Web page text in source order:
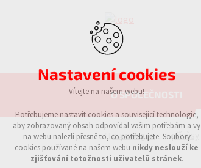
O SPOLEČNOSTI
eurowagon přívěsy
Nastavení cookies
Vítejte na našem webu!
Potřebujeme nastavit cookies a související technologie,
aby zobrazovaný obsah odpovídal vašim potřebám a vy
na webu nalezli přesně to, co potřebujete. Soubory
cookies používané na našem webu nikdy neslouží ke
zjišťování totožnosti uživatelů stránek.